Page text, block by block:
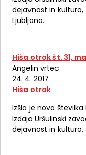
dejavnost in kulturo,
Ljubljana.
Hiša otrok št. 31,
Angelin vrtec
24. 4. 2017
Hiša otrok
Izšla je nova
Izdaja Uršulinski
dejavnost in kulturo,